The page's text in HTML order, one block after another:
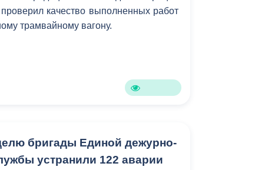
Противодействие коррупции
Гражданская оборона в
качество выполненных работ
трамвайному вагону.
бригады Единой дежурно-
устранили 122 аварии